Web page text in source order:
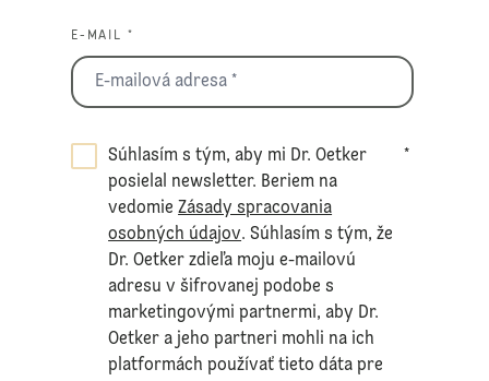
E-MAIL *
Súhlasím s tým, aby mi Dr. Oetker
posielal newsletter. Beriem na
vedomieZásady spracovania
osobných údajov. Súhlasím s tým, že
Dr. Oetker zdieľa moju e-mailovú
adresu v šifrovanej podobe s
marketingovými partnermi, aby Dr.
Oetker a jeho partneri mohli na ich
platformách používať tieto dáta pre
*